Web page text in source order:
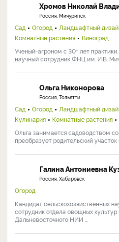
Хромов Николай
Россия, Мичуринск
Сад Огород Ландшафтный
Комнатные растения
Виноград
Ученый-агроном с 30+ лет
научный сотрудник ФНЦ им. И.В.
Ольга Никонорова
Россия, Тольятти
Сад Огород Ландшафтный
Кулинария
Комнатные растения
Ольга занимается садоводством
преобразует родительский участок
Галина Антониевна
Россия, Хабаровск
Огород
Кандидат сельскохозяйственных
сотрудник отдела овощных
Дальневосточного НИИ ...